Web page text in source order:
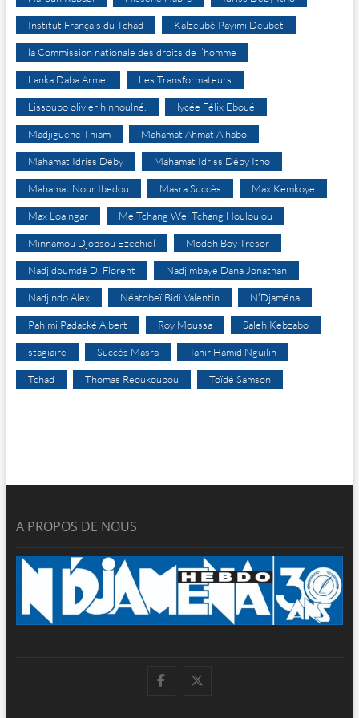
Institut Français du Tchad Kalzeubé Payimi Deubet
la Commission nationale des droits de l’homme
Lanka Daba Armel Les Transformateurs
Lissoubo olivier hinhoulné. lycée Félix Eboué
Madjiguene Thiam Mahamat Ahmat Alhabo
Mahamat Idriss Déby Mahamat Idriss Déby Itno
Mahamat Nour Ibedou Masra Succès Max Kemkoye
Max Loalngar Me Tchang Wei Tchang Houloulou
Minnamou Djobsou Ezechiel Modeh Boy Trésor
Nadjidoumdé D. Florent Nadjimbaye Dana Jonathan
Nadjindo Alex Néatobeï Bidi Valentin N’Djaména
Pahimi Padacké Albert Roy Moussa Saleh Kebzabo
stagiaire Succès Masra Tahir Hamid Nguilin
Tchad Thomas Reoukoubou Toïdé Samson
A PROPOS DE NOUS
facebook